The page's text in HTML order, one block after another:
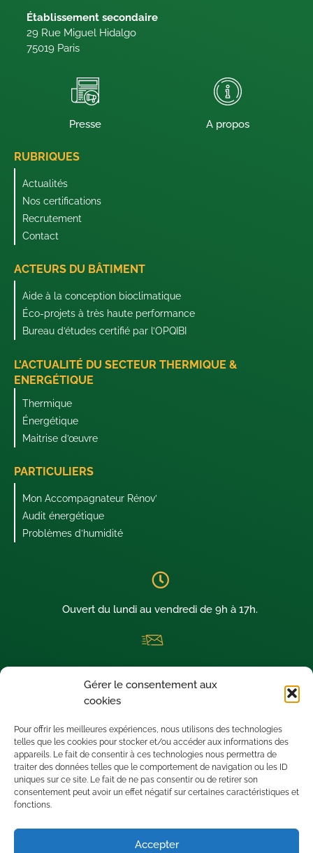
Gérer le consentement aux
cookies
Pour offrir les meilleures expériences, nous utilisons des technologies
telles que les cookies pour stocker et/ou accéder aux informations des
appareils. Le fait de consentir à ces technologies nous permettra de
traiter des données telles que le comportement de navigation ou les ID
uniques sur ce site. Le fait de ne pas consentir ou de retirer son
consentement peut avoir un effet négatif sur certaines caractéristiques et
fonctions.
Accepter
Établissement secondaire
29 Rue Miguel Hidalgo
75019 Paris
Presse A propos
RUBRIQUES
Actualités
Nos certifications
Recrutement
Contact
ACTEURS DU BÂTIMENT
Aide à la conception bioclimatique
Éco-projets à très haute performance
Bureau d’études certifié par l’OPQIBI
L'ACTUALITÉ DU SECTEUR THERMIQUE &
ENERGÉTIQUE
Thermique
Énergétique
Maitrise d’œuvre
PARTICULIERS
Mon Accompagnateur Rénov’
Audit énergétique
Problèmes d’humidité
Ouvert du lundi au vendredi de 9h à 17h.
Nous sommes situés à SAINT-LEU D’ESSERENT (60340) dans le